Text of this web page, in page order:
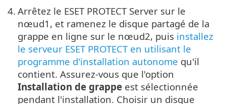
4. Arrêtez le ESET PROTECT Server sur le
nœud1, et ramenez le disque partagé de la
grappe en ligne sur le nœud2, puis installez
le serveur ESET PROTECT en utilisant le
programme d'installation autonome qu'il
contient. Assurez-vous que l'option
Installation de grappe est sélectionnée
pendant l'installation. Choisir un disque